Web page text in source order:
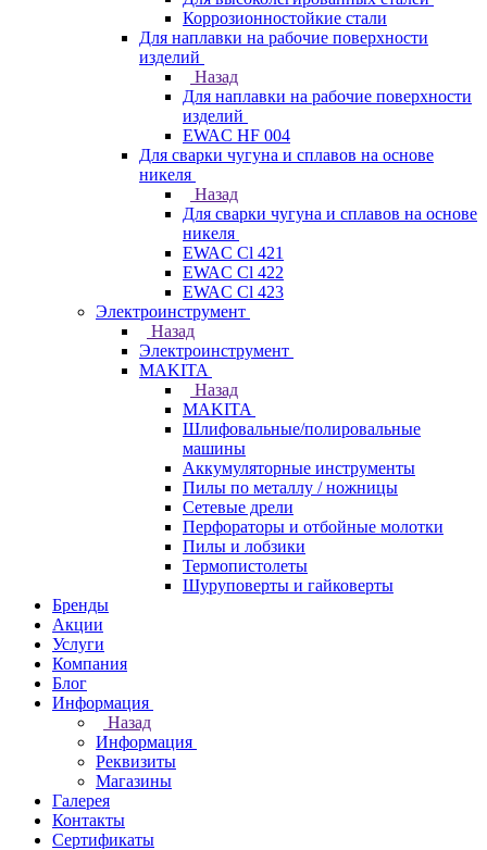
Коррозионностойкие стали
Для наплавки на рабочие поверхности
изделий
Назад
Для наплавки на рабочие поверхности
изделий
EWAC HF 004
Для сварки чугуна и сплавов на основе
никеля
Назад
Для сварки чугуна и сплавов на основе
никеля
EWAC Cl 421
EWAC Cl 422
EWAC Cl 423
Электроинструмент
Назад
Электроинструмент
МAKITA
Назад
МAKITA
Шлифовальные/полировальные
машины
Аккумуляторные инструменты
Пилы по металлу / ножницы
Сетевые дрели
Перфораторы и отбойные молотки
Пилы и лобзики
Термопистолеты
Шуруповерты и гайковерты
Бренды
Акции
Услуги
Компания
Блог
Информация
Назад
Информация
Реквизиты
Магазины
Галерея
Контакты
Сертификаты